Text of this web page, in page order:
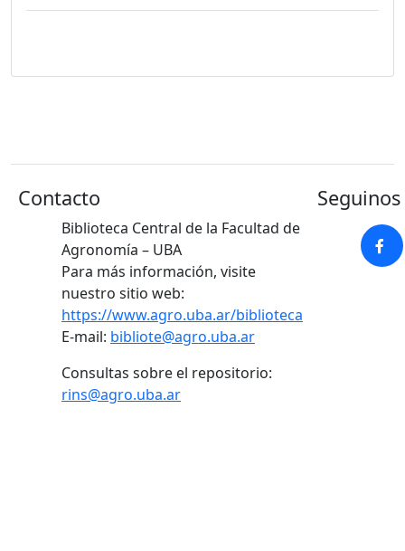
Contacto
Biblioteca Central de la Facultad de
Agronomía – UBA
Para más información, visite
nuestro sitio web:
https://www.agro.uba.ar/biblioteca
E-mail: bibliote@agro.uba.ar
Consultas sobre el repositorio:
rins@agro.uba.ar